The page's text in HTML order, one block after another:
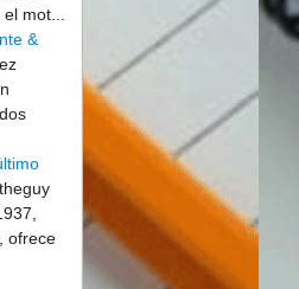
mot...
&
ofrece